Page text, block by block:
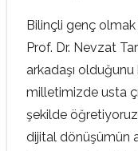
Bilinçli genç olmak
Prof. Dr. Nevzat
arkadaşı
milletimizde usta
şekilde
dijital dönüşümün